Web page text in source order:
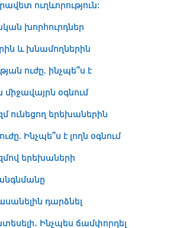
ուղևորություն:
խորհուրդներ
և խնամողներին
ուժը. ինչպե՞ս է
միջավայրն օգնում
ունեցող երեխաներին
Ինչպե՞ս է լողն օգնում
երեխաների
դարձնել
Ինչպես ճամփորդել